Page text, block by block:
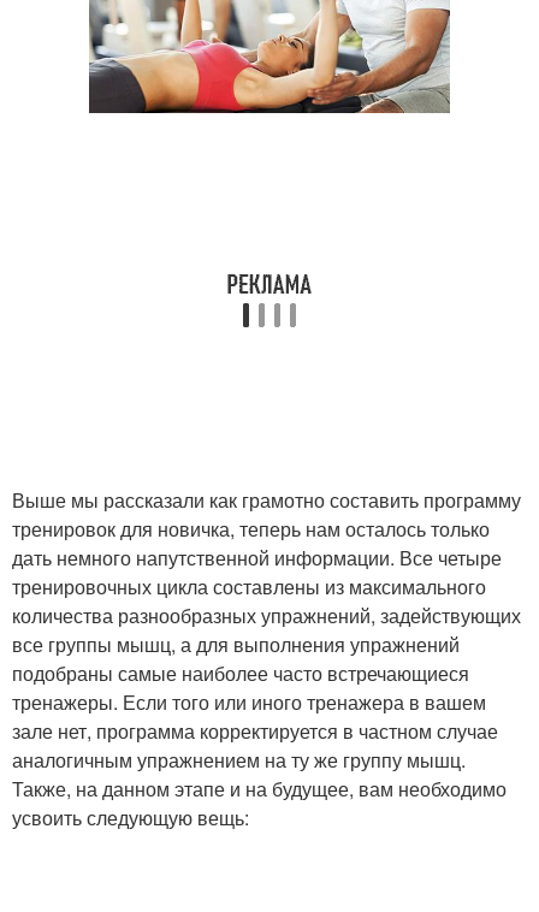
Выше мы рассказали как грамотно составить программу
тренировок для новичка, теперь нам осталось только
дать немного напутственной информации. Все четыре
тренировочных цикла составлены из максимального
количества разнообразных упражнений, задействующих
все группы мышц, а для выполнения упражнений
подобраны самые наиболее часто встречающиеся
тренажеры. Если того или иного тренажера в вашем
зале нет, программа корректируется в частном случае
аналогичным упражнением на ту же группу мышц.
Также, на данном этапе и на будущее, вам необходимо
усвоить следующую вещь: